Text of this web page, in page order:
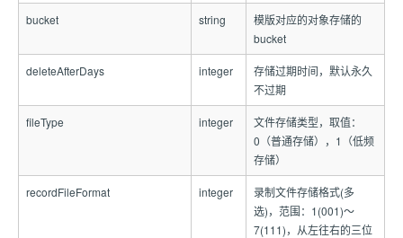
bucket string
模版对应的对象存储的
bucket
deleteAfterDays integer
存储过期时间，默认永久
不过期
fileType integer
文件存储类型，取值：
0（普通存储），1（低频
存储）
recordFileFormat integer
录制文件存储格式(多
选)，范围：1(001)～
7(111)，从左往右的三位